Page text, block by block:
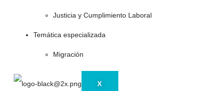
Justicia y Cumplimiento Laboral
Temática especializada
Migración
X